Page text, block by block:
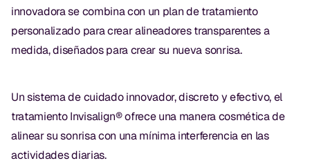
All-on-6
Coronas y Fundas
Puentes Dentales
Empastes Dentales
Dentaduras
innovadora se combina con un plan de tratamiento
personalizado para crear alineadores transparentes a
medida, diseñados para crear su nueva sonrisa.
Un sistema de cuidado innovador, discreto y efectivo, el
tratamiento Invisalign® ofrece una manera cosmética de
alinear su sonrisa con una mínima interferencia en las
actividades diarias.